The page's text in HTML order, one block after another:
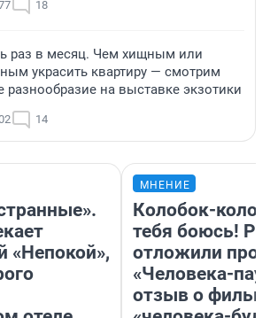
18
раз в месяц. Чем хищным или
украсить квартиру — смотрим
разнообразие на выставке экзотики
14
«Непокой»,
МНЕНИЕ
Колобок-
тебя боюсь!
отложили
«Человека-
отзыв о